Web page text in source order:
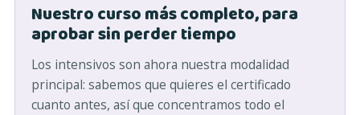
Nuestro curso más completo, para
aprobar sin perder tiempo
Los intensivos son ahora nuestra modalidad
principal: sabemos que quieres el certificado
cuanto antes, así que concentramos todo el